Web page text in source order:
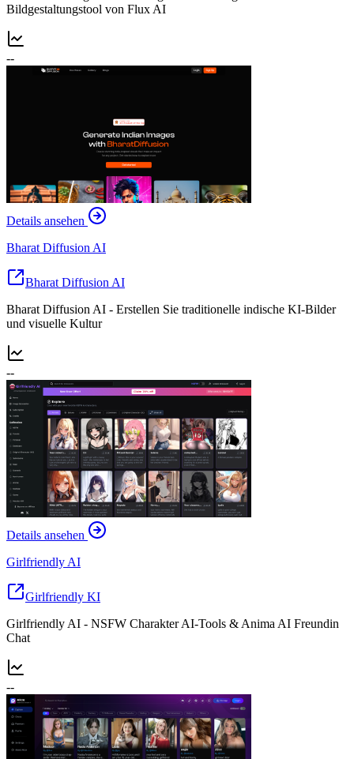
Bildgestaltungstool von Flux AI
--
Details ansehen
Bharat Diffusion AI
Bharat Diffusion AI
Bharat Diffusion AI - Erstellen Sie traditionelle indische KI-Bilder
und visuelle Kultur
--
Details ansehen
Girlfriendly AI
Girlfriendly KI
Girlfriendly AI - NSFW Charakter AI-Tools & Anima AI Freundin
Chat
--